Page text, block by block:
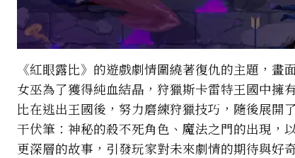
《紅眼露比》的遊戲劇情圍繞著復仇的主題，
女巫為了獲得純血結晶，狩獵斯卡雷特王國中擁
比在逃出王國後，努力磨練狩獵技巧，隨後展開
干伏筆：神秘的殺不死角色、魔法之門的出現，
更深層的故事，引發玩家對未來劇情的期待與好